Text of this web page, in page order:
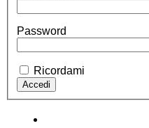
Password
Ricordami